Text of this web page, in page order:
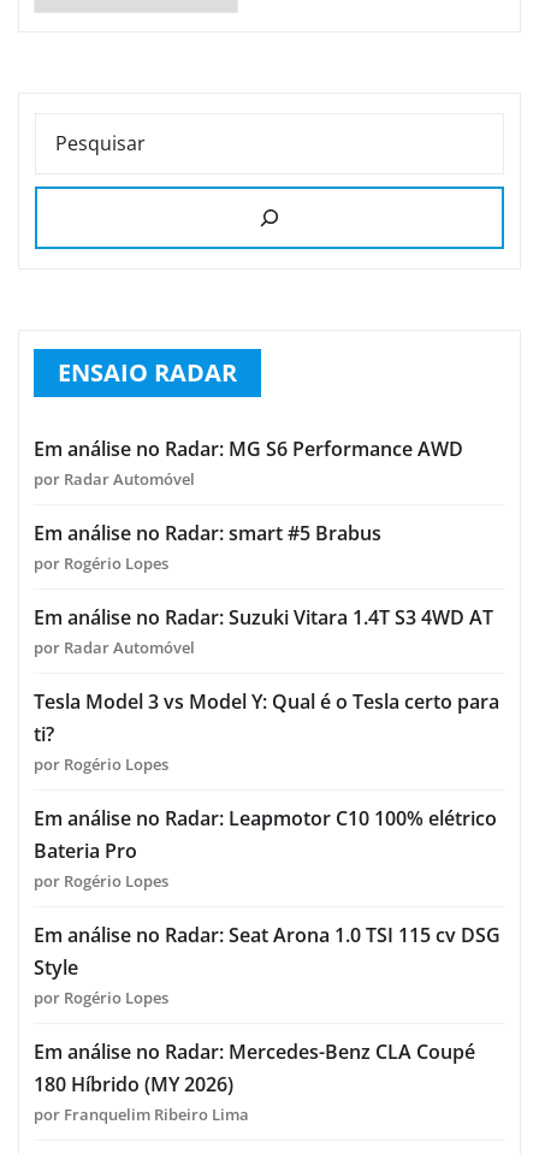
PESQUISAR
ENSAIO RADAR
Em análise no Radar: MG S6 Performance AWD
por Radar Automóvel
Em análise no Radar: smart #5 Brabus
por Rogério Lopes
Em análise no Radar: Suzuki Vitara 1.4T S3 4WD AT
por Radar Automóvel
Tesla Model 3 vs Model Y: Qual é o Tesla certo para
ti?
por Rogério Lopes
Em análise no Radar: Leapmotor C10 100% elétrico
Bateria Pro
por Rogério Lopes
Em análise no Radar: Seat Arona 1.0 TSI 115 cv DSG
Style
por Rogério Lopes
Em análise no Radar: Mercedes-Benz CLA Coupé
180 Híbrido (MY 2026)
por Franquelim Ribeiro Lima